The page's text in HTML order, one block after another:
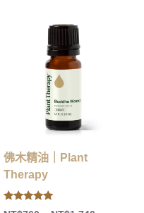
佛木精油｜Plant
Therapy
5.00